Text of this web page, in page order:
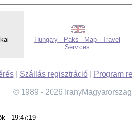
Hungary - Paks - Map - Travel
Services
| Szállás regisztráció| Program
© 1989 - 2026
- 19:47:19